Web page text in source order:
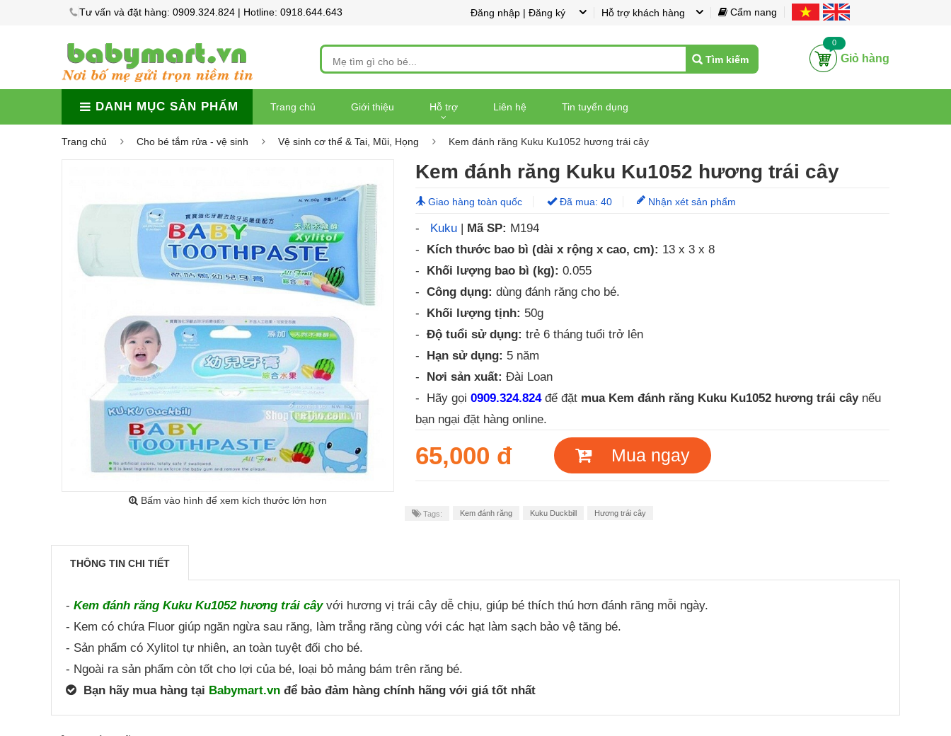
Tư vấn và đặt hàng: 0909.324.824 | Hotline: 0918.644.643 Cẩm nang
Hỗ trợ khách hàng
Đăng nhập | Đăng ký
Tìm kiếm Giỏ hàng
0
DANH MỤC SẢN PHẨM Trang chủ Giới thiệu Hỗ trợ Liên hệ Tin tuyển dụng
Trang chủ Cho bé tắm rửa - vệ sinh Vệ sinh cơ thể & Tai, Mũi, Họng Kem đánh răng Kuku Ku1052 hương trái cây
Bấm vào hình để xem kích thước lớn hơn
Kem đánh răng Kuku Ku1052 hương trái cây
Giao hàng toàn quốc Đã mua: 40 Nhận xét sản phẩm
- Kuku | Mã SP: M194
- Kích thước bao bì (dài x rộng x cao, cm): 13 x 3 x 8
- Khối lượng bao bì (kg): 0.055
- Công dụng: dùng đánh răng cho bé.
- Khối lượng tịnh: 50g
- Độ tuổi sử dụng: trẻ 6 tháng tuổi trở lên
- Hạn sử dụng: 5 năm
- Nơi sản xuất: Đài Loan
- Hãy gọi 0909.324.824 để đặt mua Kem đánh răng Kuku Ku1052 hương trái câynếu
bạn ngại đặt hàng online.
65,000 đ Mua ngay
Tags: Kem đánh răng Kuku Duckbill Hương trái cây
THÔNG TIN CHI TIẾT
- Kem đánh răng Kuku Ku1052 hương trái câyvới hương vị trái cây dễ chịu, giúp bé thích thú hơn đánh răng mỗi ngày.
- Kem có chứa Fluor giúp ngăn ngừa sau răng, làm trắng răng cùng với các hạt làm sạch bảo vệ tăng bé.
- Sản phẩm có Xylitol tự nhiên, an toàn tuyệt đối cho bé.
- Ngoài ra sản phẩm còn tốt cho lợi của bé, loại bỏ mảng bám trên răng bé.
Bạn hãy mua hàng tại Babymart.vn để bảo đảm hàng chính hãng với giá tốt nhất